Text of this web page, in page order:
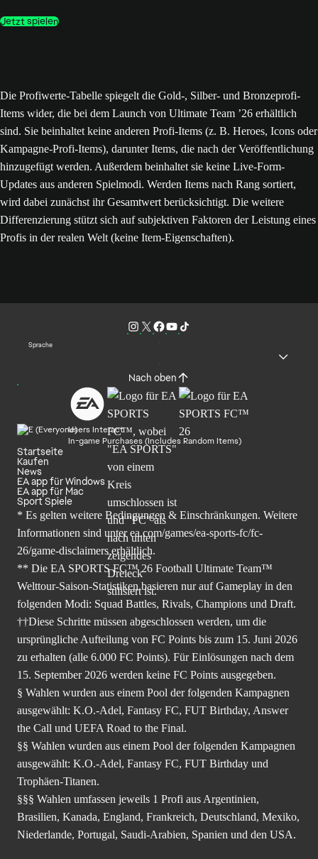
Jetzt spielen
Die Profiwerte-Tabelle spiegelt die Gold-, Silber- und Bronzeprofi-
Items wider, die bei dem Launch von Ultimate Team ’26 erhältlich
sind. Sie beinhaltet keine anderen Profi-Items (z. B. Heroes, Icons oder
Kampagne-Profi-Items), darunter Items, die nach der Veröffentlichung
hinzugefügt werden. Außerdem beinhaltet sie keine Live-Form-
Updates aus anderen Spielmodi. Werden Items nach Rang sortiert,
wird dabei zunächst ihr Gesamtwert berücksichtigt. Die weitere
Differenzierung stützt sich auf subjektiven Faktoren der Leistung eines
Profis in der realen Welt (keine Item-Eigenschaften).
Sprache
Nach oben
Users Interact
In-game Purchases (Includes Random Items)
Startseite
Kaufen
News
EA app für Windows
EA app für Mac
Sport Spiele
* Es gelten weitere Bedingungen & Einschränkungen. Weitere
Informationen sind unterea.com/games/ea-sports-fc/fc-
26/game-disclaimers erhältlich.
** Die EA SPORTS FC™ 26 Football Ultimate Team™
Welttour-Saison-Statistiken basieren nur auf Gameplay in den
folgenden Modi: Squad Battles, Rivals, Champions und Draft.
††Diese Schritte müssen abgeschlossen werden, um die
ursprüngliche Aufteilung von FC Points bis zum 15. Juni 2026
zu erhalten (alle 6.000 FC Points). Für Einlösungen nach dem
15. September 2026 werden keine FC Points ausgegeben.
§ Wahlen wurden aus einem Pool der folgenden Kampagnen
ausgewählt: K.O.-Adel, Fantasy FC, FUT Birthday, Answer
the Call und UEFA Road to the Final.
§§ Wahlen wurden aus einem Pool der folgenden Kampagnen
ausgewählt: K.O.-Adel, Fantasy FC, FUT Birthday und
Trophäen-Titanen.
§§§ Wahlen umfassen jeweils 1 Profi aus Argentinien,
Brasilien, Kanada, England, Frankreich, Deutschland, Mexiko,
Niederlande, Portugal, Saudi-Arabien, Spanien und den USA.